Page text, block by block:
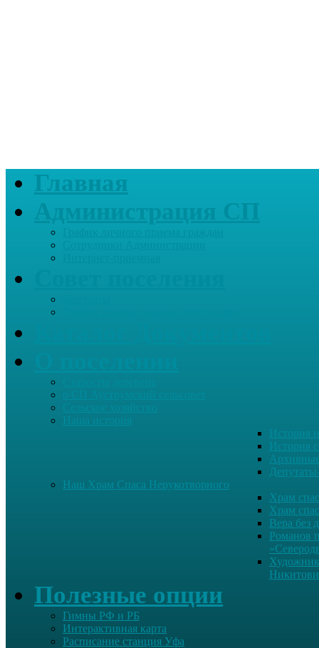
Главная
Наша история
История
История
Наш Храм Спаса Нерукотворного
Храм
Храм
Вера без
Романов
Полезные опции
Гимны РФ и РБ
Интерактивная карта
Расписание станция Уфа